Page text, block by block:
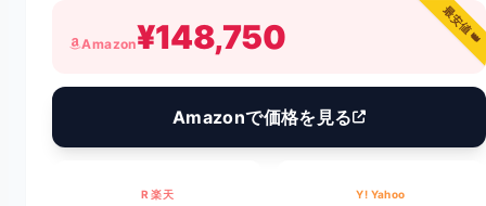
最安値 👑
Amazon¥148,750
Amazonで価格を見る
R 楽天
Y! Yahoo